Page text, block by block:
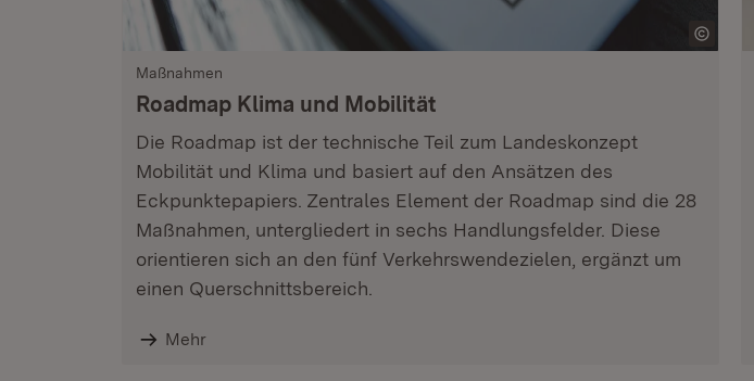
Maßnahmen
Roadmap Klima und Mobilität
Die Roadmap ist der technische Teil zum Landeskonzept
Mobilität und Klima und basiert auf den Ansätzen des
Eckpunktepapiers. Zentrales Element der Roadmap sind die 28
Maßnahmen, untergliedert in sechs Handlungsfelder. Diese
orientieren sich an den fünf Verkehrswendezielen, ergänzt um
einen Querschnittsbereich.
Mehr